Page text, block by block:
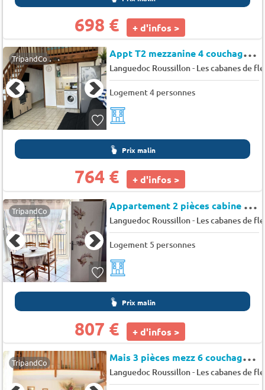
698 € + d'infos >
TripandCo A
ppt T2 mezzanine 4 couchages SAINT PIERRE LA MER - Bartavelles sur la butte
Languedoc Roussillon- Les cabanes de
Logement 4 personnes
Prix malin
764 € + d'infos >
TripandCo A
ppartement 2 pièces cabine 5 couchages SAINT PIERRE LA MER - Maisons de la mer
Languedoc Roussillon- Les cabanes de
Logement 5 personnes
Prix malin
807 € + d'infos >
TripandCo M
ais 3 pièces mezz 6 couchages SAINT PIERRE LA MER - Plein soleil
Languedoc Roussillon- Les cabanes de